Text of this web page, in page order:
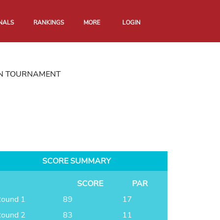
RANKINGS MORE LOGIN
TOURNAMENT
SCORE SUMMARY
SCORE
PAR
1
89
17
2
83 11